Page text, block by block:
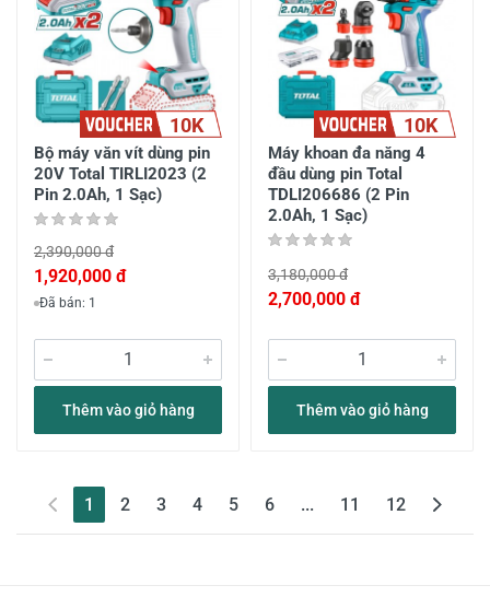
10K
Bộ máy văn vít dùng pin
20V Total TIRLI2023 (2
Pin 2.0Ah, 1 Sạc)
2,390,000 đ
1,920,000 đ
Đã bán: 1
Thêm vào giỏ hàng
10K
Máy khoan đa năng 4
đầu dùng pin Total
TDLI206686 (2 Pin
2.0Ah, 1 Sạc)
3,180,000 đ
2,700,000 đ
Thêm vào giỏ hàng
1 (current)
2 3 4 5 6 ... 11 12